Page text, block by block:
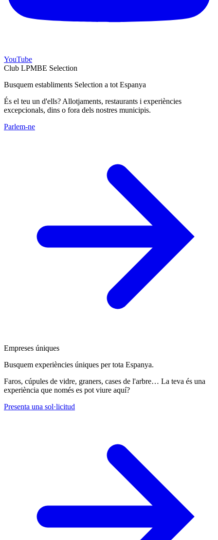
YouTube
Club LPMBE Selection
Busquem establiments Selection a tot Espanya
És el teu un d'ells? Allotjaments, restaurants i experiències
excepcionals, dins o fora dels nostres municipis.
Parlem-ne
Empreses úniques
Busquem experiències úniques per tota Espanya.
Faros, cúpules de vidre, graners, cases de l'arbre… La teva és una
experiència que només es pot viure aquí?
Presenta una sol·licitud